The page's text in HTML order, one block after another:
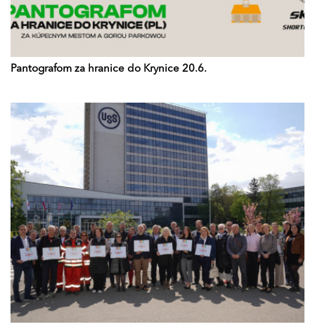
Pantografom za hranice do Krynice 20.6.